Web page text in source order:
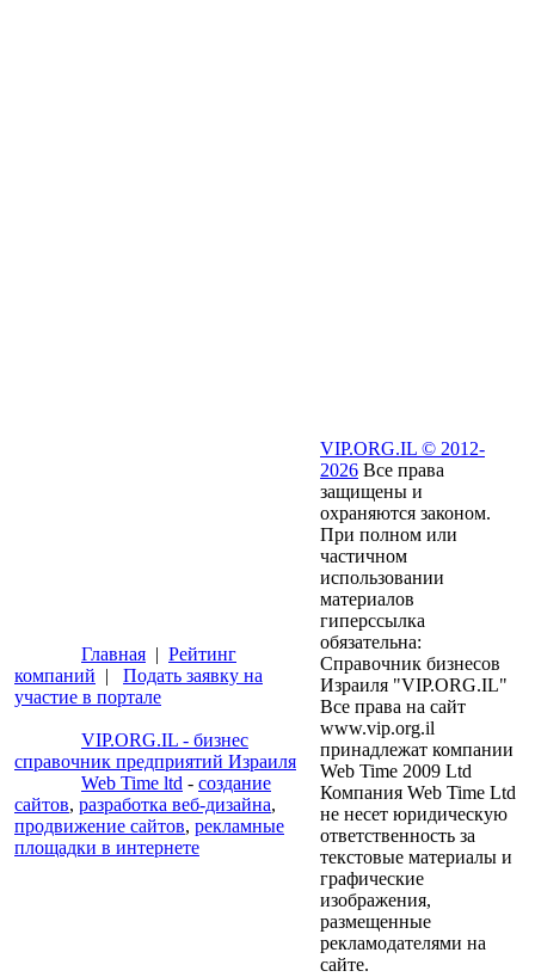
Главная | Рейтинг
компаний | Подать заявку на
участие в портале
VIP.ORG.IL - бизнес
справочник предприятий Израиля
Web Time ltd - создание
сайтов, разработка веб-дизайна,
продвижение сайтов, рекламные
площадки в интернете
VIP.ORG.IL © 2012-
2026 Все права
защищены и
охраняются законом.
При полном или
частичном
использовании
материалов
гиперссылка
обязательна:
Справочник бизнесов
Израиля "VIP.ORG.IL"
Все права на сайт
www.vip.org.il
принадлежат компании
Web Time 2009 Ltd
Компания Web Time Ltd
не несет юридическую
ответственность за
текстовые материалы и
графические
изображения,
размещенные
рекламодателями на
сайте.